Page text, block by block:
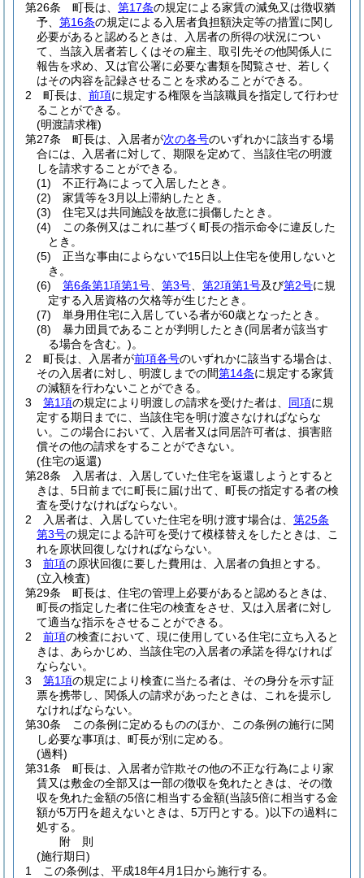
第26条
町長は、 第17条の規定による家賃の減免又は徴収猶
予、 第16条の規定による入居者負担額決定等の措置に関し
必要があると認めるときは、入居者の所得の状況につい
て、当該入居者若しくはその雇主、取引先その他関係人に
報告を求め、又は官公署に必要な書類を閲覧させ、若しく
はその内容を記録させることを求めることができる。
2
町長は、 前項に規定する権限を当該職員を指定して行わせ
ることができる。
(明渡請求権)
第27条
町長は、入居者が次の各号のいずれかに該当する場
合には、入居者に対して、期限を定めて、当該住宅の明渡
しを請求することができる。
(1)
不正行為によって入居したとき。
(2)
家賃等を3月以上滞納したとき。
(3)
住宅又は共同施設を故意に損傷したとき。
(4)
この条例又はこれに基づく町長の指示命令に違反した
とき。
(5)
正当な事由によらないで15日以上住宅を使用しないと
き。
(6)
第6条第1項第1号 第3号 第2項第1号及び第2号に規
定する入居資格の欠格等が生じたとき。
(7)
単身用住宅に入居している者が60歳となったとき。
(8)
暴力団員であることが判明したとき(同居者が該当す
る場合を含む。)。
2
町長は、入居者が前項各号のいずれかに該当する場合は、
その入居者に対し、明渡しまでの間第14条に規定する家賃
の減額を行わないことができる。
3
第1項の規定により明渡しの請求を受けた者は、 同項に規
定する期日までに、当該住宅を明け渡さなければならな
い。
この場合において、入居者又は同居許可者は、損害賠
償その他の請求をすることができない。
(住宅の返還)
第28条
入居者は、入居していた住宅を返還しようとすると
きは、5日前までに町長に届け出て、町長の指定する者の検
査を受けなければならない。
2
入居者は、入居していた住宅を明け渡す場合は、 第25条
第3号の規定による許可を受けて模様替えをしたときは、こ
れを原状回復しなければならない。
3
前項の原状回復に要した費用は、入居者の負担とする。
(立入検査)
第29条
町長は、住宅の管理上必要があると認めるときは、
町長の指定した者に住宅の検査をさせ、又は入居者に対し
て適当な指示をさせることができる。
2
前項の検査において、現に使用している住宅に立ち入ると
きは、あらかじめ、当該住宅の入居者の承諾を得なければ
ならない。
3
第1項の規定により検査に当たる者は、その身分を示す証
票を携帯し、関係人の請求があったときは、これを提示し
なければならない。
第30条
この条例に定めるもののほか、この条例の施行に関
し必要な事項は、町長が別に定める。
(過料)
第31条
町長は、入居者が詐欺その他の不正な行為により家
賃又は敷金の全部又は一部の徴収を免れたときは、その徴
収を免れた金額の5倍に相当する金額(当該5倍に相当する金
額が5万円を超えないときは、5万円とする。)以下の過料に
処する。
附 則
(施行期日)
1
この条例は、平成18年4月1日から施行する。